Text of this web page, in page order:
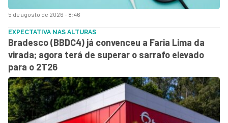
5 de agosto de 2026 - 8:46
EXPECTATIVA NAS ALTURAS
Bradesco (BBDC4) já convenceu a Faria Lima da
virada; agora terá de superar o sarrafo elevado
para o 2T26